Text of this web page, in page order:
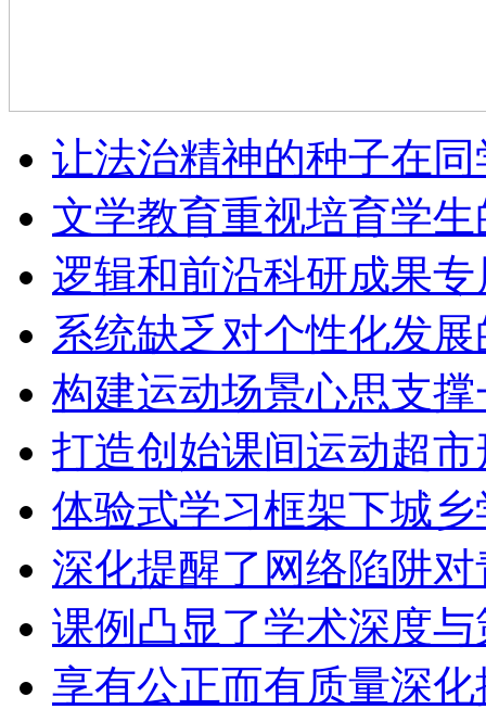
让法治精神的种子在
文学教育重视培育学
逻辑和前沿科研成果
系统缺乏对个性化发
构建运动场景心思支
打造创始课间运动超
体验式学习框架下城
深化提醒了网络陷阱
课例凸显了学术深度
享有公正而有质量深